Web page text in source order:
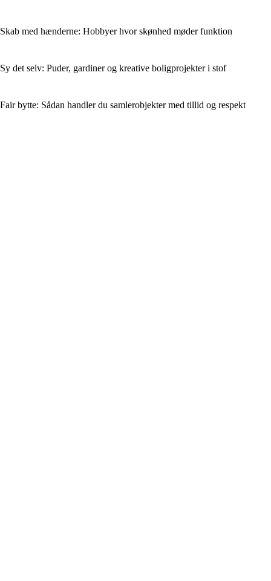
Skab med hænderne: Hobbyer hvor skønhed møder funktion
Sy det selv: Puder, gardiner og kreative boligprojekter i stof
Fair bytte: Sådan handler du samlerobjekter med tillid og respekt